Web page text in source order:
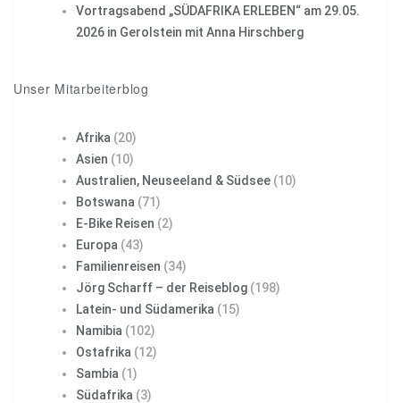
Vortragsabend „SÜDAFRIKA ERLEBEN“ am 29.05.
2026 in Gerolstein mit Anna Hirschberg
Unser Mitarbeiterblog
Afrika (20)
Asien (10)
Australien, Neuseeland & Südsee (10)
Botswana (71)
E-Bike Reisen (2)
Europa (43)
Familienreisen (34)
Jörg Scharff – der Reiseblog (198)
Latein- und Südamerika (15)
Namibia (102)
Ostafrika (12)
Sambia (1)
Südafrika (3)